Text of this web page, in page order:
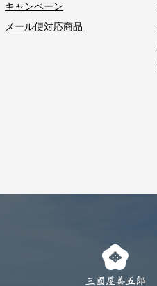
キャンペーン
メール便対応商品